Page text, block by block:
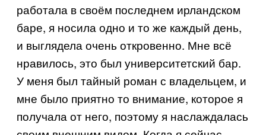
работала в своём последнем ирландском
баре, я носила одно и то же каждый день,
и выглядела очень откровенно. Мне всё
нравилось, это был университетский бар.
У меня был тайный роман с владельцем, и
мне было приятно то внимание, которое я
получала от него, поэтому я наслаждалась